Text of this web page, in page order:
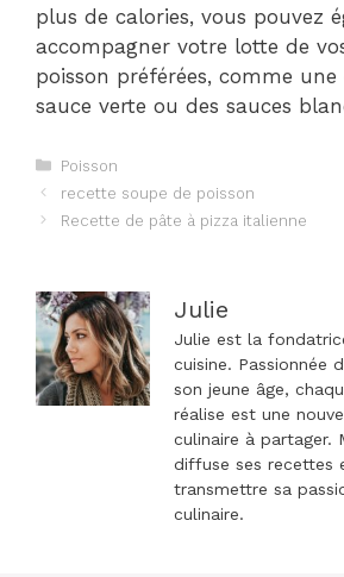
plus de calories, vous pouvez
accompagner votre lotte de
poisson préférées, comme une
sauce verte ou des sauces
Catégories
Poisson
Navigation
des
recette soupe de poisson
Recette de pâte à pizza italienne
Julie
Julie est la
cuisine. Passionnée
son jeune âge,
réalise est une
culinaire à partager.
diffuse ses recettes
transmettre sa
culinaire.